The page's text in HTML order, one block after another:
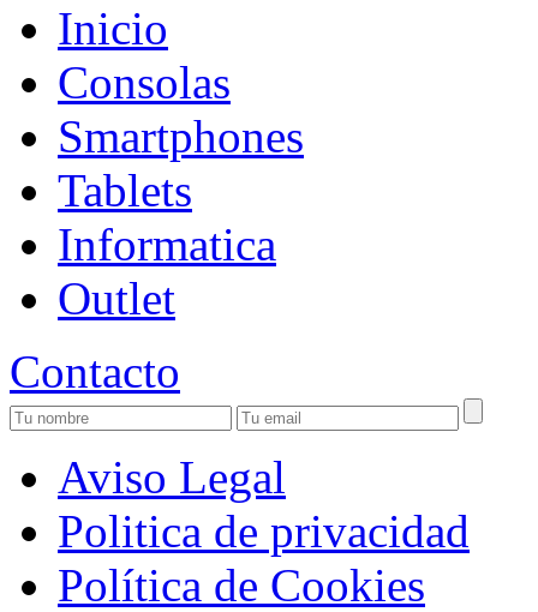
Inicio
Consolas
Smartphones
Tablets
Informatica
Outlet
Contacto
Aviso Legal
Politica de privacidad
Política de Cookies